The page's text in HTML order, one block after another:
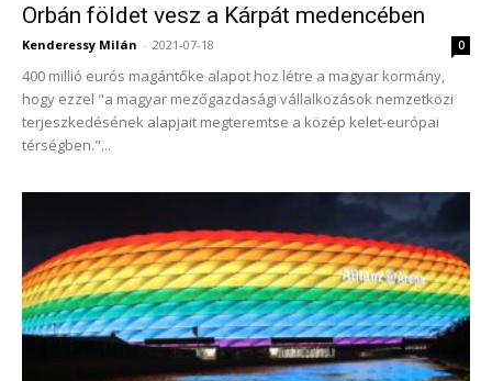
Orbán földet vesz a Kárpát medencében
Kenderessy Milán - 2021-07-18 0
400 millió eurós magántőke alapot hoz létre a magyar kormány,
hogy ezzel "a magyar mezőgazdasági vállalkozások nemzetközi
terjeszkedésének alapjait megteremtse a közép kelet-európai
térségben."...